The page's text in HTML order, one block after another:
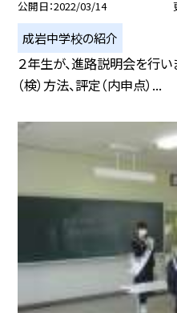
公開日 2022/03/14
成岩中学校の紹介
２年生が、進路説明会を行い
（検）方法、評定（内申点）...